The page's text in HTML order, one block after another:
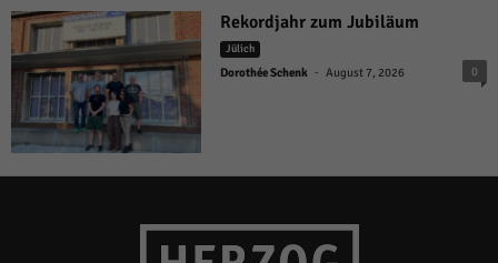
Rekordjahr zum Jubiläum
Jülich
Dorothée Schenk - August 7, 2026 0